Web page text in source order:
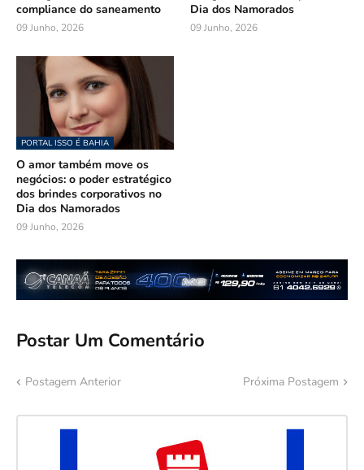
compliance do saneamento
09 Junho, 2026
Dia dos Namorados
09 Junho, 2026
PORTAL ISSO É BAHIA
O amor também move os
negócios: o poder estratégico
dos brindes corporativos no
Dia dos Namorados
09 Junho, 2026
Postar Um Comentário
Postagem Anterior Próxima Postagem